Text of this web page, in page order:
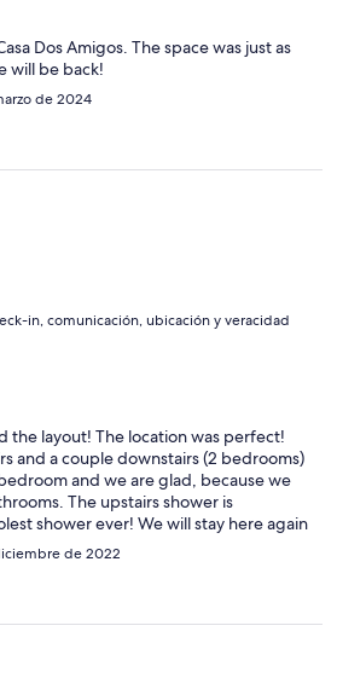
Dos Amigos. The space was just as
will be back!
de 2024
in, comunicación, ubicación y veracidad
the layout! The location was perfect!
and a couple downstairs (2 bedrooms)
and we are glad, because we
The upstairs shower is
shower ever! We will stay here again
get back to Sayulita.
de 2022